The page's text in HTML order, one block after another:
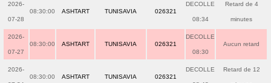
2026-
07-28
08:30:00 ASHTART TUNISAVIA 026321
DECOLLE
08:34
Retard de 4
minutes
2026-
07-27
08:30:00 ASHTART TUNISAVIA 026321
DECOLLE
08:30
Aucun retard
2026-
08:30:00 ASHTART TUNISAVIA 026321
DECOLLE Retard de 12